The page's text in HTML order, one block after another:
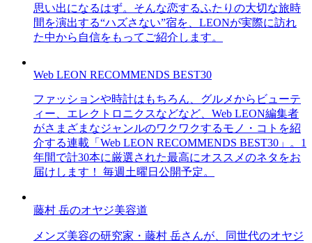
思い出になるはず。そんな恋するふたりの大切な旅時
間を演出する“ハズさない”宿を、LEONが実際に訪れ
た中から自信をもってご紹介します。
Web LEON RECOMMENDS BEST30
ファッションや時計はもちろん、グルメからビューテ
ィー、エレクトロニクスなどなど、Web LEON編集者
がさまざまなジャンルのワクワクするモノ・コトを紹
介する連載「Web LEON RECOMMENDS BEST30」。1
年間で計30本に厳選された最高にオススメのネタをお
届けします！ 毎週土曜日公開予定。
藤村 岳のオヤジ美容道
メンズ美容の研究家・藤村 岳さんが、同世代のオヤジ